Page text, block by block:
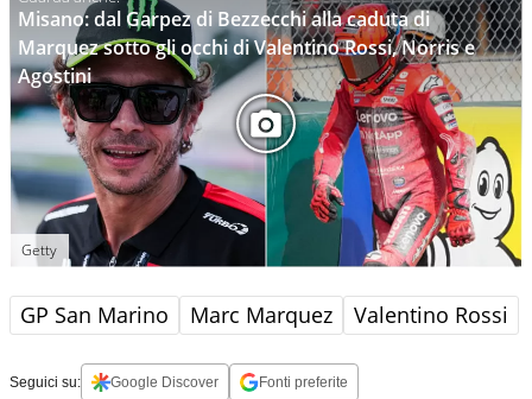
Misano: dal Garpez di Bezzecchi alla caduta di
Marquez sotto gli occhi di Valentino Rossi, Norris e
Agostini
Getty
GP San Marino Marc Marquez Valentino Rossi
Seguici su: Google Discover Fonti preferite